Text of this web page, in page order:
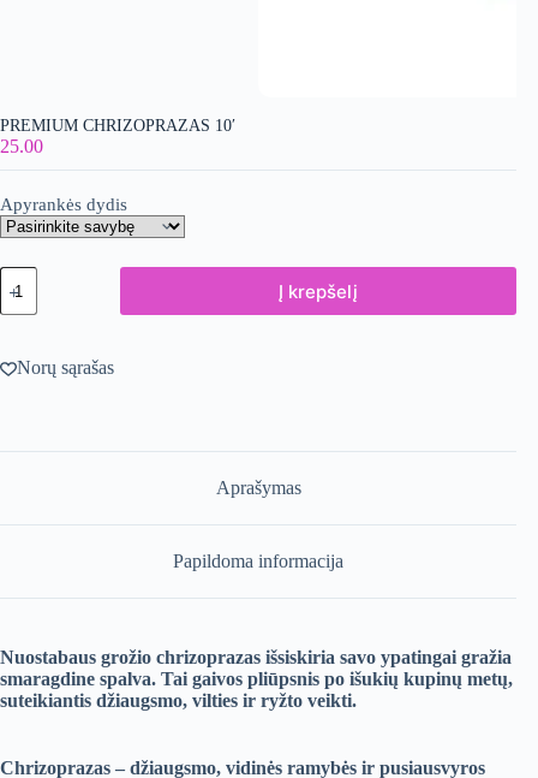
PREMIUM CHRIZOPRAZAS 10′
25.00
Apyrankės dydis
produkto
kiekis:
PREMIUM
10'
Į krepšelį
Norų sąrašas
Aprašymas
Papildoma informacija
Nuostabaus grožio chrizoprazas išsiskiria savo ypatingai gražia
smaragdine spalva. Tai gaivos pliūpsnis po išukių kupinų metų,
suteikiantis džiaugsmo, vilties ir ryžto veikti.
Chrizoprazas – džiaugsmo, vidinės ramybės ir pusiausvyros